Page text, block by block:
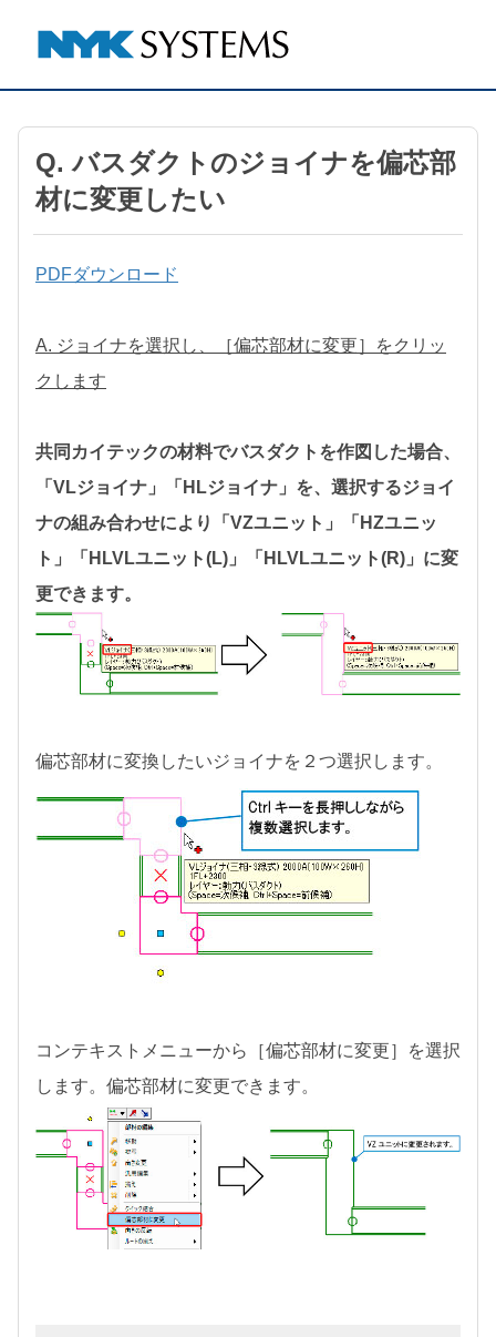
Q. バスダクトのジョイナを偏芯部
材に変更したい
PDFダウンロード
A. ジョイナを選択し、［偏芯部材に変更］をクリッ
クします
共同カイテックの材料でバスダクトを作図した場合、
「VLジョイナ」「HLジョイナ」を、選択するジョイ
ナの組み合わせにより「VZユニット」「HZユニッ
ト」「HLVLユニット(L)」「HLVLユニット(R)」に変
更できます。
偏芯部材に変換したいジョイナを２つ選択します。
コンテキストメニューから［偏芯部材に変更］を選択
します。偏芯部材に変更できます。